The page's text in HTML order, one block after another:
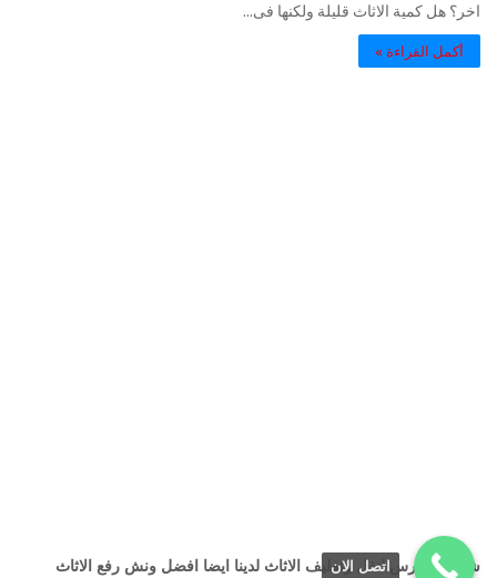
اخر؟ هل كمية الاثاث قليلة ولكنها فى…
أكمل القراءة »
شركة الفارس لنقل وتغليف الاثاث لدينا ايضا افضل ونش رفع الاثاث
اتصل الان